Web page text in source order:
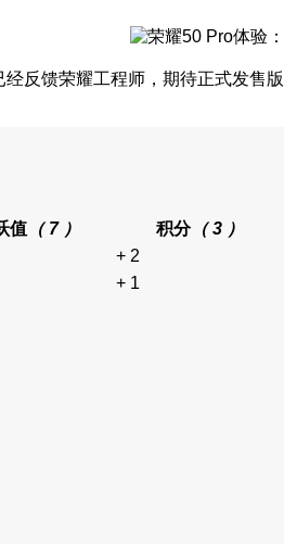
反馈荣耀工程师，期待正式发售
值 （ 7 ） 积分（ 3 ）
+ 2
+ 1